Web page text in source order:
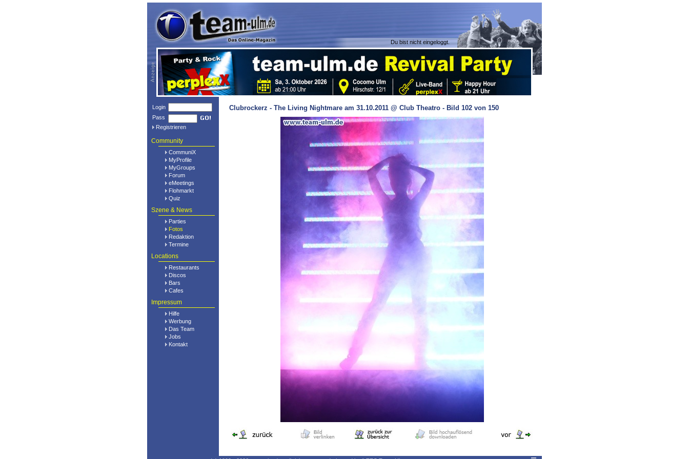
Du bist nicht eingeloggt.
Login
Pass
Registrieren
Community
CommuniX
MyProfile
MyGroups
Forum
eMeetings
Flohmarkt
Quiz
Szene & News
Parties
Fotos
Redaktion
Termine
Locations
Restaurants
Discos
Bars
Cafes
Impressum
Hilfe
Werbung
Das Team
Jobs
Kontakt
Clubrockerz - The Living Nightmare am 31.10.2011 @ Club Theatro - Bild 102 von 150